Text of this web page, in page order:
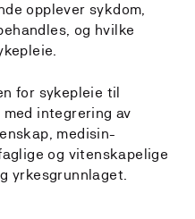
opplever sykdom,
og hvilke
for sykepleie til
integrering av
medisin-
og vitenskapelige
yrkesgrunnlaget.